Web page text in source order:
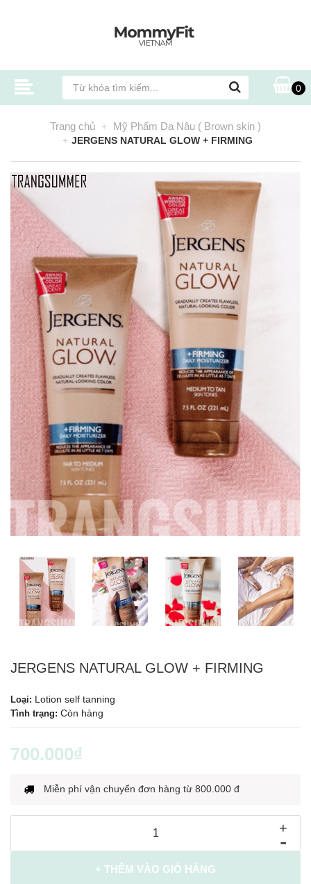
0
Trang chủ Mỹ Phẩm Da Nâu ( Brown skin )
JERGENS NATURAL GLOW + FIRMING
JERGENS NATURAL GLOW + FIRMING
Loại: Lotion self tanning
Tình trạng: Còn hàng
700.000₫
Miễn phí vận chuyển đơn hàng từ 800.000 đ
-
+
+ THÊM VÀO GIỎ HÀNG